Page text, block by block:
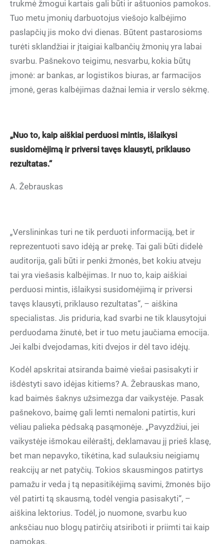
trukmė žmogui kartais gali būti ir aštuonios pamokos.
Tuo metu įmonių darbuotojus viešojo kalbėjimo
paslapčių jis moko dvi dienas. Būtent pastarosioms
turėti sklandžiai ir įtaigiai kalbančių žmonių yra labai
svarbu. Pašnekovo teigimu, nesvarbu, kokia būtų
įmonė: ar bankas, ar logistikos biuras, ar farmacijos
įmonė, geras kalbėjimas dažnai lemia ir verslo sėkmę.
„Nuo to, kaip aiškiai perduosi mintis, išlaikysi
susidomėjimą ir priversi tavęs klausyti, priklauso
rezultatas.“
A. Žebrauskas
„Verslininkas turi ne tik perduoti informaciją, bet ir
reprezentuoti savo idėją ar prekę. Tai gali būti didelė
auditorija, gali būti ir penki žmonės, bet kokiu atveju
tai yra viešasis kalbėjimas. Ir nuo to, kaip aiškiai
perduosi mintis, išlaikysi susidomėjimą ir priversi
tavęs klausyti, priklauso rezultatas“, – aiškina
specialistas. Jis priduria, kad svarbi ne tik klausytojui
perduodama žinutė, bet ir tuo metu jaučiama emocija.
Jei kalbi dvejodamas, kiti dvejos ir dėl tavo idėjų.
Kodėl apskritai atsiranda baimė viešai pasisakyti ir
išdėstyti savo idėjas kitiems? A. Žebrauskas mano,
kad baimės šaknys užsimezga dar vaikystėje. Pasak
pašnekovo, baimę gali lemti nemaloni patirtis, kuri
vėliau palieka pėdsaką pasąmonėje. „Pavyzdžiui, jei
vaikystėje išmokau eilėraštį, deklamavau jį prieš klasę,
bet man nepavyko, tikėtina, kad sulauksiu neigiamų
reakcijų ar net patyčių. Tokios skausmingos patirtys
pamažu ir veda į tą nepasitikėjimą savimi, žmonės bijo
vėl patirti tą skausmą, todėl vengia pasisakyti“, –
aiškina lektorius. Todėl, jo nuomone, svarbu kuo
anksčiau nuo blogų patirčių atsiriboti ir priimti tai kaip
pamokas.